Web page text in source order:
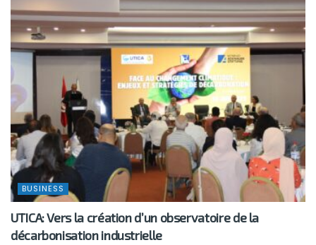
BUSINESS
UTICA: Vers la création d’un observatoire de la
décarbonisation industrielle